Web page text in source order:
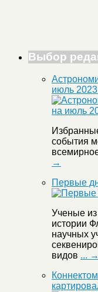
Выбор
июль 2023
события
→
Первые
Ученые из
истории
научных
видов ... →